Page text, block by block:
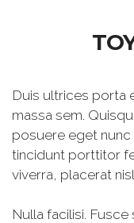
Duis ultrices porta
massa sem.
posuere eget nunc
tincidunt porttitor
viverra, placerat
Nulla facilisi.